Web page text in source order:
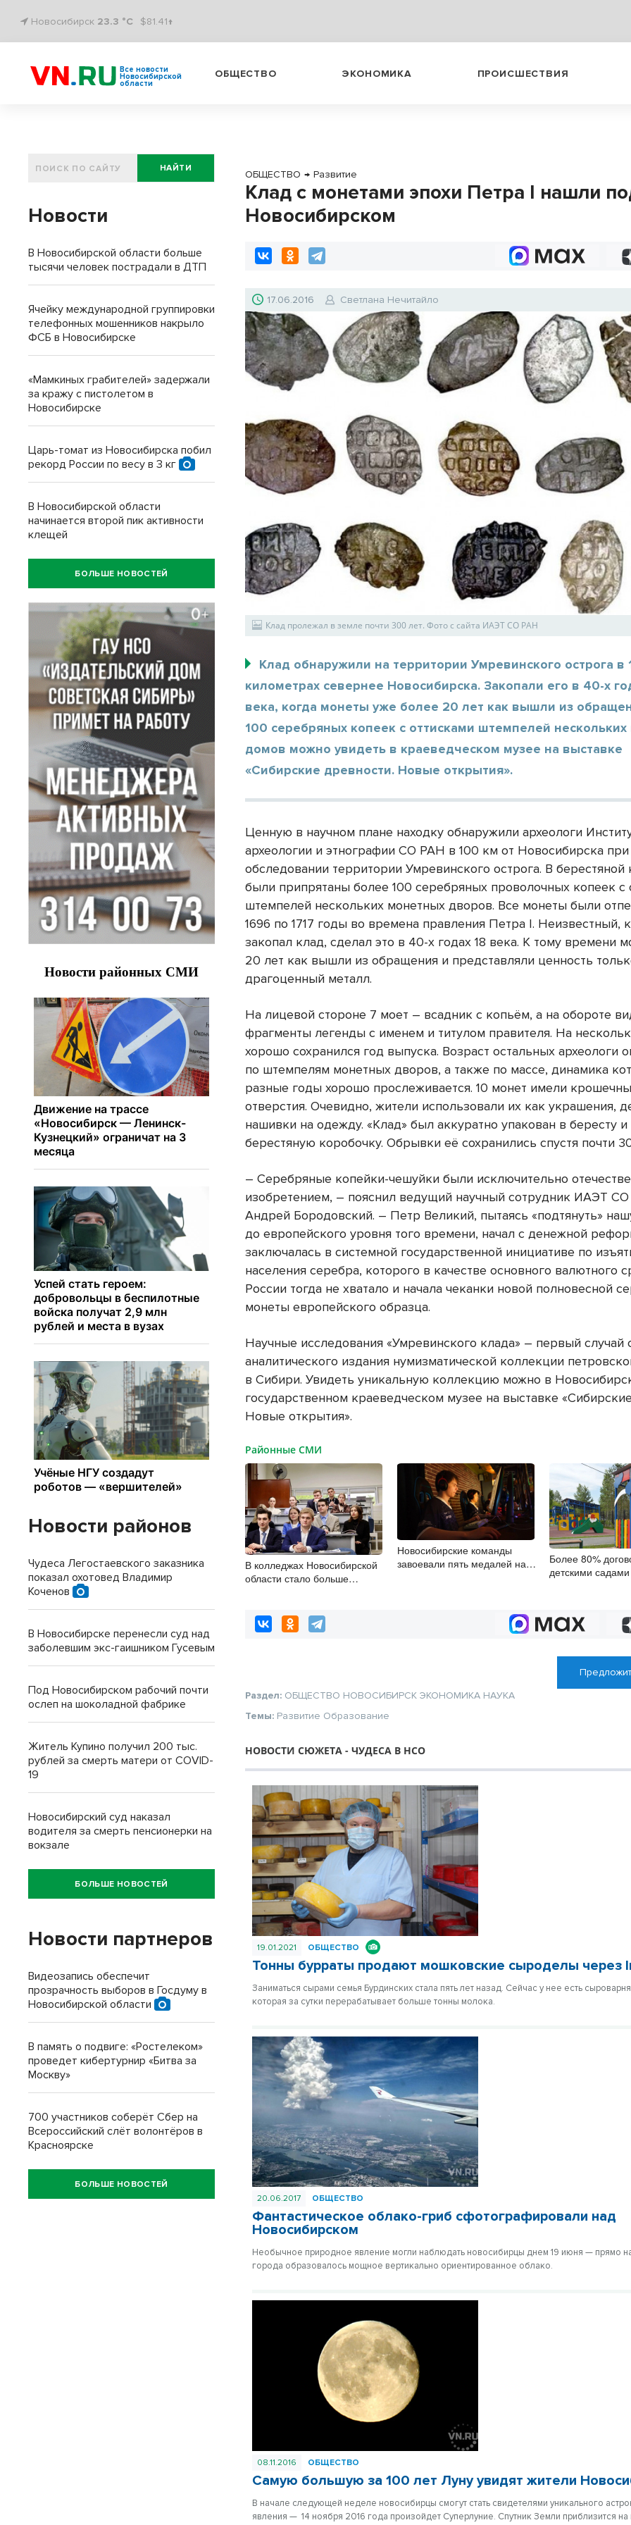
Новосибирск 23.3 °C $81.41↑
Все новости
Новосибирской
области
ОБЩЕСТВО ЭКОНОМИКА ПРОИСШЕСТВИЯ
ОБЩЕСТВО → Развитие
Клад с монетами эпохи Петра I нашли
Новосибирском
17.06.2016 Светлана Нечитайло
Клад пролежал в земле почти 300 лет. Фото с сайта ИАЭТ СО РАН
Клад обнаружили на территории Умревинского острога в
километрах севернее Новосибирска. Закопали его в 40-х
века, когда монеты уже более 20 лет как вышли из
100 серебряных копеек с оттисками штемпелей
домов можно увидеть в краеведческом музее на выставке
«Сибирские древности. Новые открытия».
Ценную в научном плане находку обнаружили археологи
археологии и этнографии СО РАН в 100 км от Новосибирска при
обследовании территории Умревинского острога. В берестяной
были припрятаны более 100 серебряных проволочных копеек с
штемпелей нескольких монетных дворов. Все монеты были
1696 по 1717 годы во времена правления Петра I. Неизвестный,
закопал клад, сделал это в 40-х годах 18 века. К тому времени
20 лет как вышли из обращения и представляли ценность
драгоценный металл.
На лицевой стороне 7 моет – всадник с копьём, а на обороте
фрагменты легенды с именем и титулом правителя. На
хорошо сохранился год выпуска. Возраст остальных археологи
по штемпелям монетных дворов, а также по массе, динамика
разные годы хорошо прослеживается. 10 монет имели
отверстия. Очевидно, жители использовали их как украшения,
нашивки на одежду. «Клад» был аккуратно упакован в бересту
берестяную коробочку. Обрывки её сохранились спустя почти
– Серебряные копейки-чешуйки были исключительно
изобретением, – пояснил ведущий научный сотрудник ИАЭТ
Андрей Бородовский. – Петр Великий, пытаясь «подтянуть»
до европейского уровня того времени, начал с денежной
заключалась в системной государственной инициативе по
населения серебра, которого в качестве основного валютного
России тогда не хватало и начала чеканки новой полновесной
монеты европейского образца.
Научные исследования «Умревинского клада» – первый случай
аналитического издания нумизматической коллекции
в Сибири. Увидеть уникальную коллекцию можно в
государственном краеведческом музее на выставке
Новые открытия».
Районные СМИ
В колледжах Новосибирской
области стало больше
Новосибирские команды
завоевали пять медалей на
Более 80%
детскими
Раздел: ОБЩЕСТВО НОВОСИБИРСК ЭКОНОМИКА НАУКА
Темы: Развитие Образование
НОВОСТИ СЮЖЕТА - ЧУДЕСА В НСО
19.01.2021 ОБЩЕСТВО
Тонны бурраты продают мошковские сыроделы через
Заниматься сырами семья Бурдинских стала пять лет назад. Сейчас у нее есть
которая за сутки перерабатывает больше тонны молока.
20.06.2017 ОБЩЕСТВО
Фантастическое облако-гриб сфотографировали над
Новосибирском
Необычное природное явление могли наблюдать новосибирцы днем 19 июня — прямо
города образовалось мощное вертикально ориентированное облако.
08.11.2016 ОБЩЕСТВО
Самую большую за 100 лет Луну увидят жители
В начале следующей неделе новосибирцы смогут стать свидетелями уникального
явления — 14 ноября 2016 года произойдет Суперлуние. Спутник Земли приблизится
НАЙТИ
Новости
В Новосибирской области больше
тысячи человек пострадали в ДТП
Ячейку международной группировки
телефонных мошенников накрыло
ФСБ в Новосибирске
«Мамкиных грабителей» задержали
за кражу с пистолетом в
Новосибирске
Царь-томат из Новосибирска побил
рекорд России по весу в 3 кг
В Новосибирской области
начинается второй пик активности
клещей
БОЛЬШЕ НОВОСТЕЙ
Новости районов
Чудеса Легостаевского заказника
показал охотовед Владимир
Коченов
В Новосибирске перенесли суд над
заболевшим экс-гаишником Гусевым
Под Новосибирском рабочий почти
ослеп на шоколадной фабрике
Житель Купино получил 200 тыс.
рублей за смерть матери от COVID-
19
Новосибирский суд наказал
водителя за смерть пенсионерки на
вокзале
БОЛЬШЕ НОВОСТЕЙ
Новости партнеров
Видеозапись обеспечит
прозрачность выборов в Госдуму в
Новосибирской области
В память о подвиге: «Ростелеком»
проведет кибертурнир «Битва за
Москву»
700 участников соберёт Сбер на
Всероссийский слёт волонтёров в
Красноярске
БОЛЬШЕ НОВОСТЕЙ